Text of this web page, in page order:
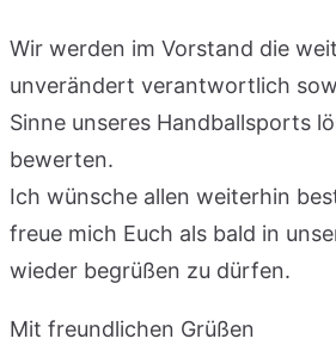
Wir werden im Vorstand die
unverändert verantwortlich
Sinne unseres Handballsports
bewerten.
Ich wünsche allen weiterhin
freue mich Euch als bald in
wieder begrüßen zu dürfen.
Mit freundlichen Grüßen